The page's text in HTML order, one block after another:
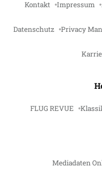
Kontakt Impressum
Datenschutz Privacy
FLUG REVUE
Mediadaten